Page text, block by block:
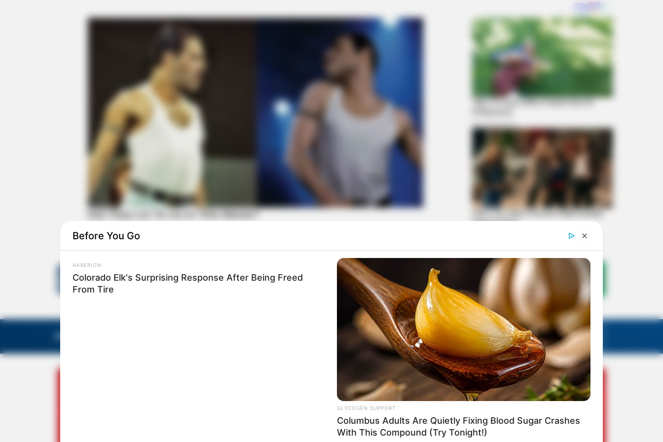
VC REPÓRTER
Before You Go
HABERION
Colorado Elk's Surprising Response After Being Freed
From Tire
GLYCOGEN SUPPORT
Columbus Adults Are Quietly Fixing Blood Sugar Crashes
With This Compound (Try Tonight!)